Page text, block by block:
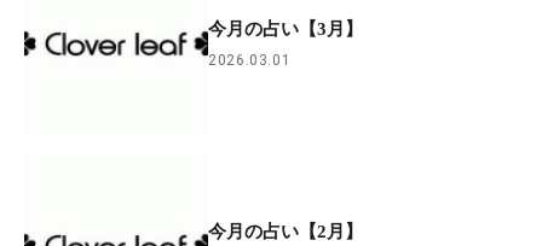
今月の占い【3月】
2026.03.01
今月の占い【2月】